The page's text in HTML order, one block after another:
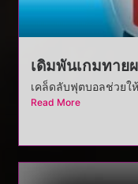
เดิมพันเกมทาย
เคล็ดลับฟุตบอลช่วยใ
Read More